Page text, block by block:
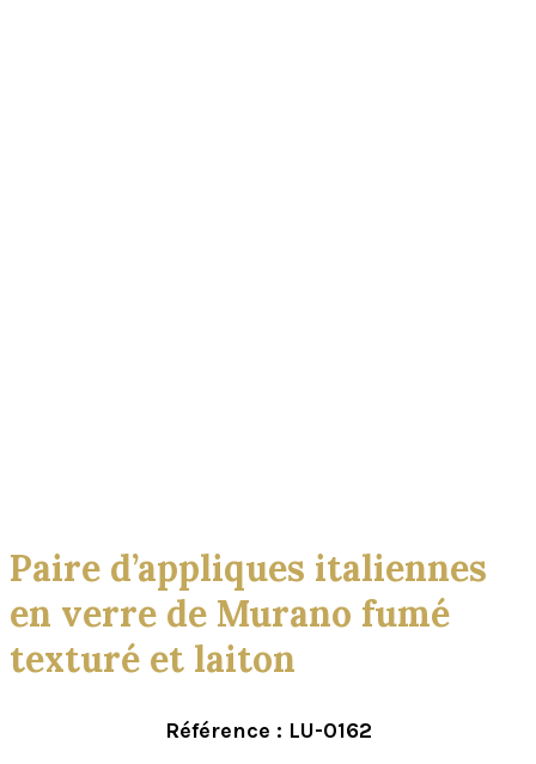
Paire d’appliques italiennes
en verre de Murano fumé
texturé et laiton
Référence : LU-0162